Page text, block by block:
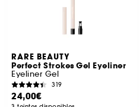
RARE BEAUTY
Perfect Strokes Gel Eyeliner
Eyeliner Gel
319
24,00€